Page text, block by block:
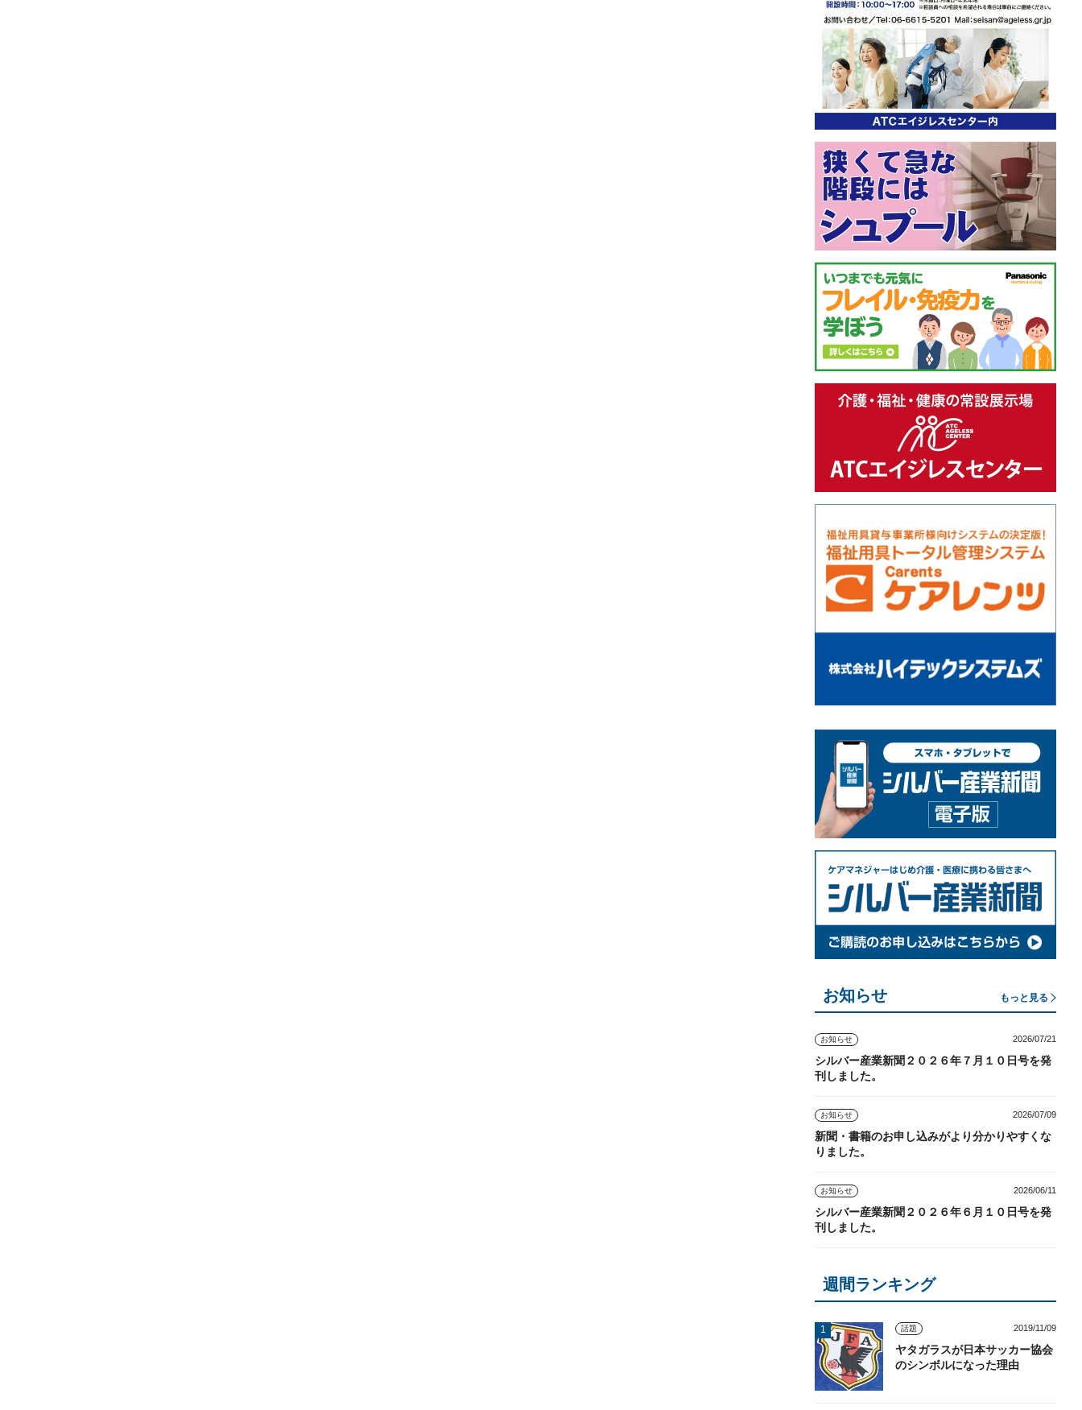
お知らせ もっと見る
お知らせ 2026/07/21
シルバー産業新聞２０２６年７月１０日号を発
刊しました。
お知らせ 2026/07/09
新聞・書籍のお申し込みがより分かりやすくな
りました。
お知らせ 2026/06/11
シルバー産業新聞２０２６年６月１０日号を発
刊しました。
週間ランキング
話題 2019/11/09
ヤタガラスが日本サッカー協会
のシンボルになった理由